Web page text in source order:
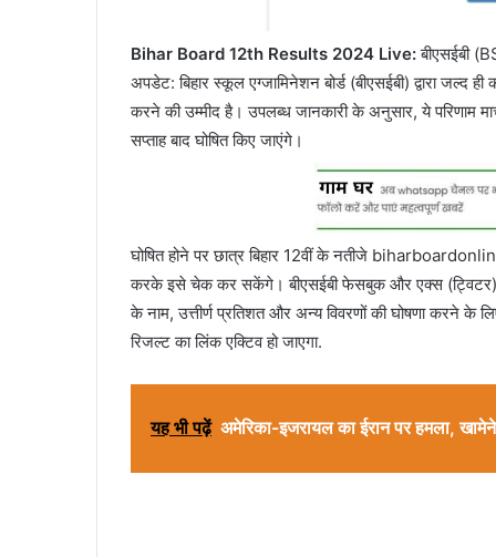
Bihar Board 12th Results 2024 Live:बीएसईबी
अपडेट: बिहार स्कूल एग्जामिनेशन बोर्ड (बीएसईबी) द्वारा जल्द
करने की उम्मीद है। उपलब्ध जानकारी के अनुसार, ये परिणाम
सप्ताह बाद घोषित किए जाएंगे।
घोषित होने पर छात्र बिहार 12वीं के नतीजे
करके इसे चेक कर सकेंगे। बीएसईबी फेसबुक और एक्स (ट्विटर) पर
के नाम, उत्तीर्ण प्रतिशत और अन्य विवरणों की घोषणा करने के
रिजल्ट का लिंक एक्टिव हो जाएगा.
यह भी पढ़ें अमेरिका-इजरायल का ईरान पर हमला,